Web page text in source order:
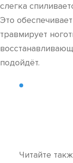
слегка
Это
травмирует
подойдёт.
Читайте